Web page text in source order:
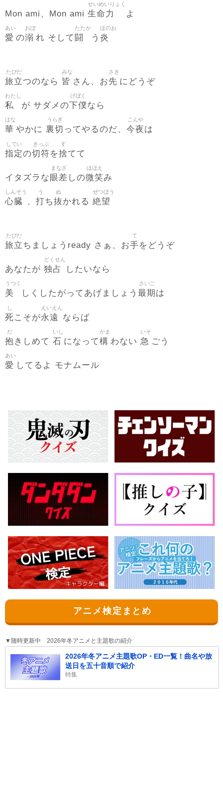
Mon ami、Mon ami 生命力
せいめいりょく
よ
愛
あい
の溺
おぼ
れ そして 闘
たたか
う 炎
ほのお
旅立
たびだ
つのなら 皆
みな
さん、お先
さき
にどうぞ
私
わたし
が サダメの下僕
げぼく
なら
華
はな
やかに 裏切
うらぎ
ってやるのだ、 今夜
こんや
は
指定
してい
の切符
きっぷ
を捨
す
てて
イタズラな 眼差
まなざ
しの微笑
ほほえ
み
心臓
しんぞう
、 打
う
ち抜
ぬ
かれる 絶望
ぜつぼう
旅立
たびだ
ちましょうready さぁ、お手
て
をどうぞ
あなたが 独占
どくせん
したいなら
美
うつく
しくしたがってあげましょう 最期
さいご
は
死
し
こそが永遠
えいえん
ならば
抱
だ
きしめて 石
いし
になって構
かま
わない 急
いそ
ごう
愛
あい
してるよ モナムール
アニメ検定まとめ
▼随時更新中 2026年冬アニメと主題歌の紹介
2026年冬アニメ主題歌OP・ED一覧！曲名や放
送日を五十音順で紹介
特集